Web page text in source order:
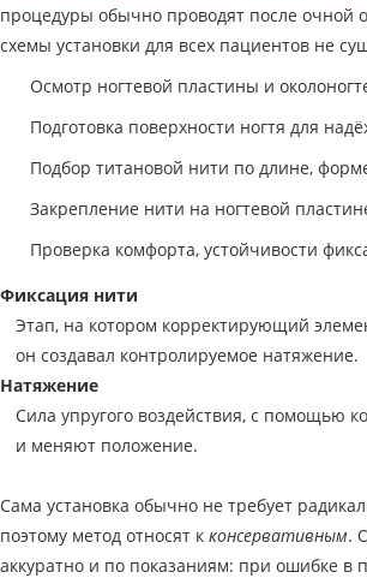
процедуры обычно проводят после очной
схемы установки для всех пациентов не
Осмотр ногтевой пластины и
Подготовка поверхности ногтя для
Подбор титановой нити по длине,
Закрепление нити на ногтевой
Проверка комфорта, устойчивости
Фиксация нити
Этап, на котором корректирующий
он создавал контролируемое натяжение.
Натяжение
Сила упругого воздействия, с помощью
и меняют положение.
Сама установка обычно не требует
поэтому метод относят к консервативным.
аккуратно и по показаниям: при ошибке